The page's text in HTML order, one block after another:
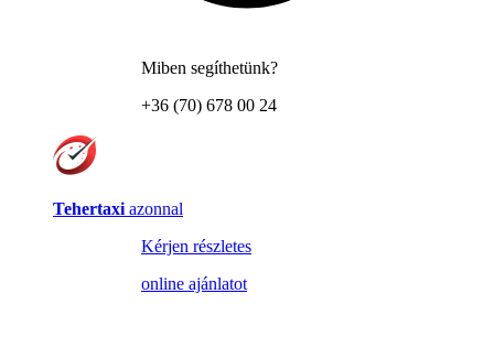
Miben segíthetünk?
+36 (70) 678 00 24
Tehertaxi azonnal
Kérjen részletes
online ajánlatot